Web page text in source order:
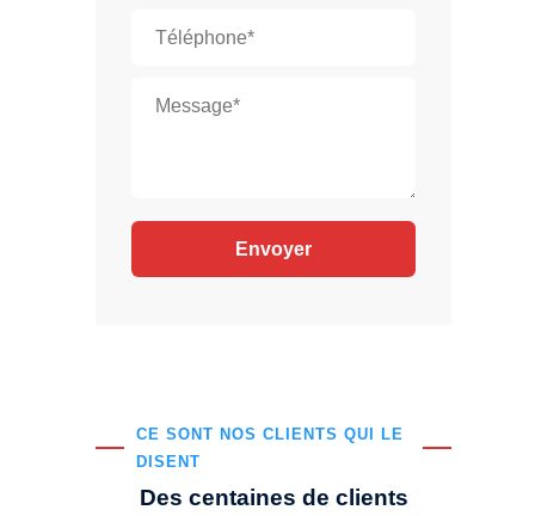
CE SONT NOS CLIENTS QUI LE
DISENT
Des centaines de clients